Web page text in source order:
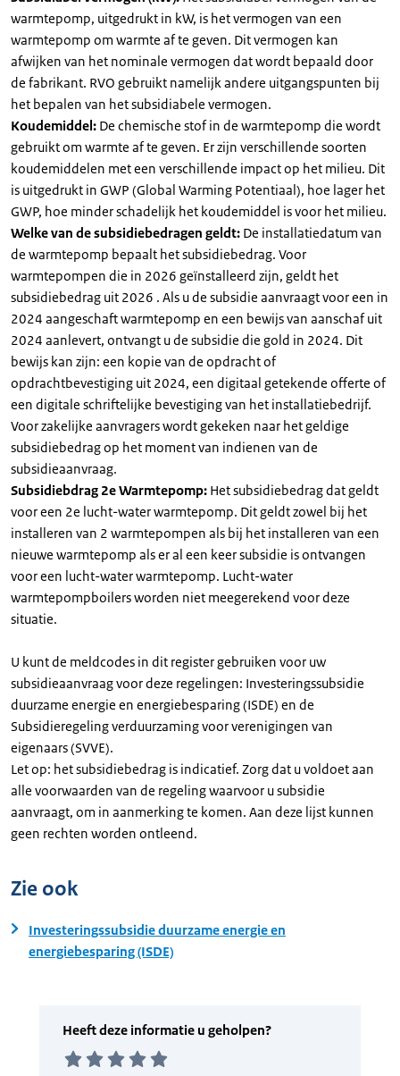
warmtepomp, uitgedrukt in kW, is het vermogen van een
warmtepomp om warmte af te geven. Dit vermogen kan
afwijken van het nominale vermogen dat wordt bepaald door
de fabrikant. RVO gebruikt namelijk andere uitgangspunten bij
het bepalen van het subsidiabele vermogen.
Koudemiddel: De chemische stof in de warmtepomp die wordt
gebruikt om warmte af te geven. Er zijn verschillende soorten
koudemiddelen met een verschillende impact op het milieu. Dit
is uitgedrukt in GWP (Global Warming Potentiaal), hoe lager het
GWP, hoe minder schadelijk het koudemiddel is voor het milieu.
Welke van de subsidiebedragen geldt: De installatiedatum van
de warmtepomp bepaalt het subsidiebedrag. Voor
warmtepompen die in 2026 geïnstalleerd zijn, geldt het
subsidiebedrag uit 2026 . Als u de subsidie aanvraagt voor een in
2024 aangeschaft warmtepomp en een bewijs van aanschaf uit
2024 aanlevert, ontvangt u de subsidie die gold in 2024. Dit
bewijs kan zijn: een kopie van de opdracht of
opdrachtbevestiging uit 2024, een digitaal getekende offerte of
een digitale schriftelijke bevestiging van het installatiebedrijf.
Voor zakelijke aanvragers wordt gekeken naar het geldige
subsidiebedrag op het moment van indienen van de
subsidieaanvraag.
Subsidiebdrag 2e Warmtepomp: Het subsidiebedrag dat geldt
voor een 2e lucht-water warmtepomp. Dit geldt zowel bij het
installeren van 2 warmtepompen als bij het installeren van een
nieuwe warmtepomp als er al een keer subsidie is ontvangen
voor een lucht-water warmtepomp. Lucht-water
warmtepompboilers worden niet meegerekend voor deze
situatie.
U kunt de meldcodes in dit register gebruiken voor uw
subsidieaanvraag voor deze regelingen: Investeringssubsidie
duurzame energie en energiebesparing (ISDE) en de
Subsidieregeling verduurzaming voor verenigingen van
eigenaars (SVVE).
Let op: het subsidiebedrag is indicatief. Zorg dat u voldoet aan
alle voorwaarden van de regeling waarvoor u subsidie
aanvraagt, om in aanmerking te komen. Aan deze lijst kunnen
geen rechten worden ontleend.
Zie ook
Investeringssubsidie duurzame energie en
energiebesparing (ISDE)